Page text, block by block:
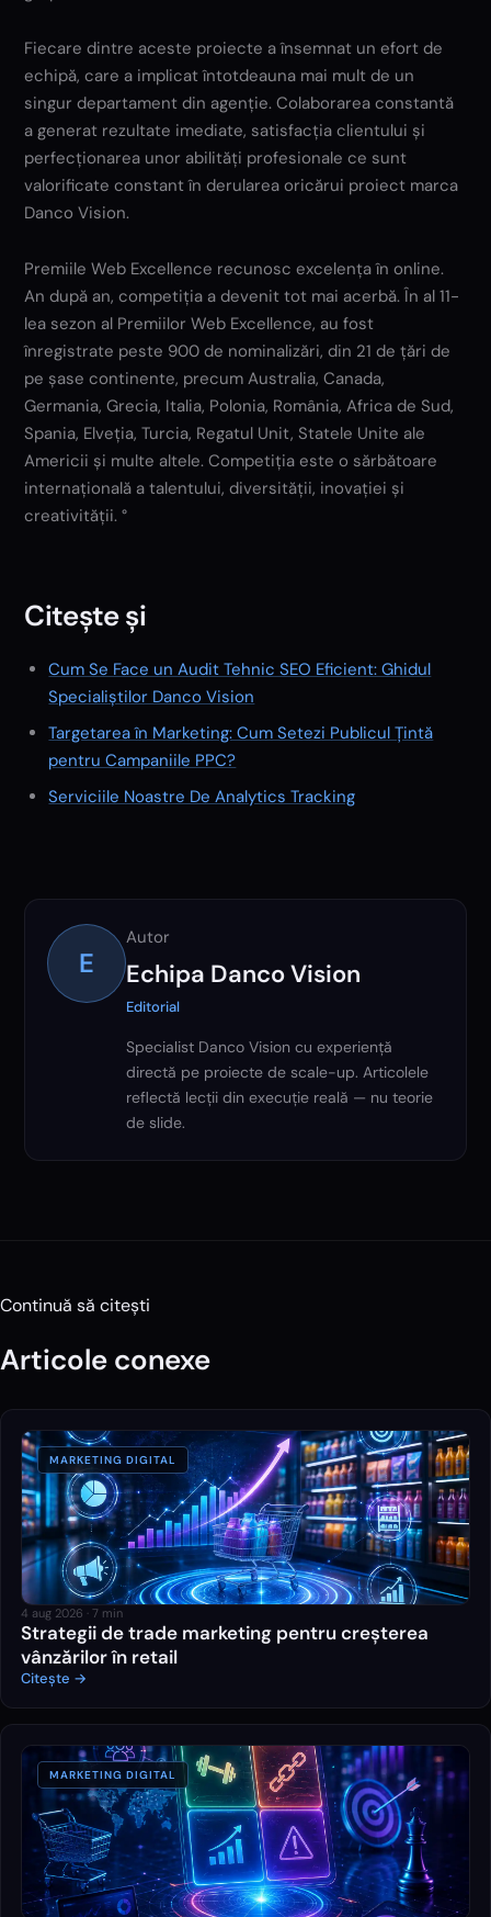
Fiecare dintre aceste proiecte a însemnat un efort de
echipă, care a implicat întotdeauna mai mult de un
singur departament din agenție. Colaborarea constantă
a generat rezultate imediate, satisfacția clientului și
perfecționarea unor abilități profesionale ce sunt
valorificate constant în derularea oricărui proiect marca
Danco Vision.
Premiile Web Excellence recunosc excelența în online.
An după an, competiția a devenit tot mai acerbă. În al 11-
lea sezon al Premiilor Web Excellence, au fost
înregistrate peste 900 de nominalizări, din 21 de țări de
pe șase continente, precum Australia, Canada,
Germania, Grecia, Italia, Polonia, România, Africa de Sud,
Spania, Elveția, Turcia, Regatul Unit, Statele Unite ale
Americii și multe altele. Competiția este o sărbătoare
internațională a talentului, diversității, inovației și
creativității. °
Citește și
Cum Se Face un Audit Tehnic SEO Eficient: Ghidul
Specialiștilor Danco Vision
Targetarea în Marketing: Cum Setezi Publicul Țintă
pentru Campaniile PPC?
Serviciile Noastre De Analytics Tracking
E
Autor
Echipa Danco Vision
Editorial
Specialist Danco Vision cu experiență
directă pe proiecte de scale-up. Articolele
reflectă lecții din execuție reală — nu teorie
de slide.
Continuă să citești
Articole conexe
MARKETING DIGITAL
4 aug 2026 · 7 min
Strategii de trade marketing pentru creșterea
vânzărilor în retail
Citește →
MARKETING DIGITAL